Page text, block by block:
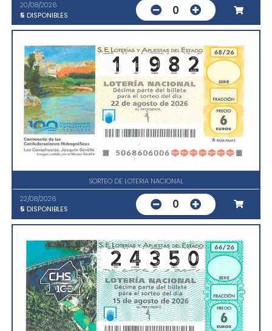
20/08/2026
5 DISPONIBLES 0
SORTEO DE LOTERIA NACIONAL
22/08/2026
5 DISPONIBLES 0